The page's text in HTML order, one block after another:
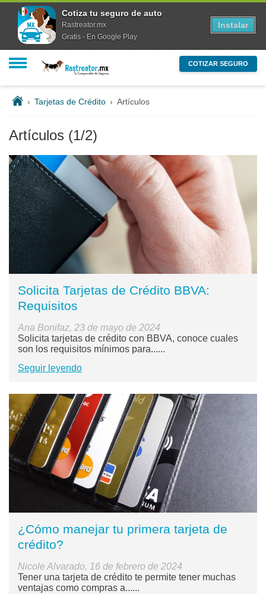
COTIZAR SEGURO
› Tarjetas de Crédito › Artículos
Artículos (1/2)
Solicita Tarjetas de Crédito BBVA:
Requisitos
Ana Bonifaz, 23 de mayo de 2024
Solicita tarjetas de crédito con BBVA, conoce cuales
son los requisitos mínimos para......
Seguir leyendo
¿Cómo manejar tu primera tarjeta de
crédito?
Nicole Alvarado, 16 de febrero de 2024
Tener una tarjeta de crédito te permite tener muchas
ventajas como compras a......
Cotiza tu seguro de auto
Rastreator.mx
Gratis - En Google Play
Instalar